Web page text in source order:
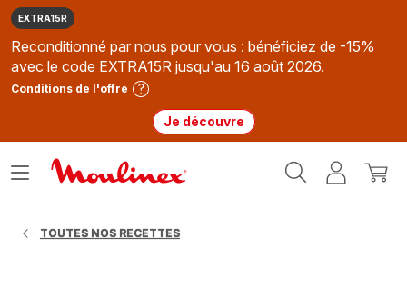
EXTRA15R
Reconditionné par nous pour vous : bénéficiez de -15%
avec le code EXTRA15R jusqu'au 16 août 2026.
Conditions de l'offre
Je découvre
MonMon
Ouvrir
TOUTES NOS RECETTES